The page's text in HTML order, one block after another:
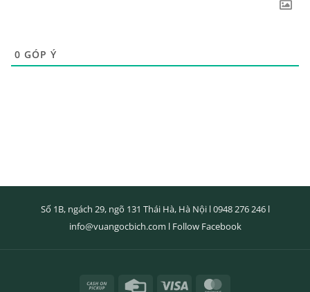
0 GÓP Ý
Số 1B, ngách 29, ngõ 131 Thái Hà, Hà Nội l0948 276 246l
info@vuangocbich.com l Follow Facebook
Cash
Credit
Visa